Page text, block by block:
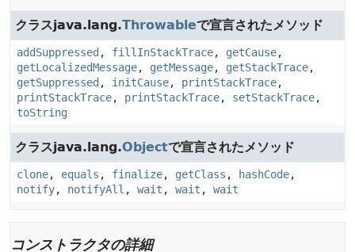
クラスjava.lang.Throwableで宣言されたメソッド
addSuppressed , fillInStackTrace, getCause,
getLocalizedMessage, getMessage, getStackTrace,
getSuppressed , initCause, printStackTrace,
printStackTrace, printStackTrace, setStackTrace,
toString
クラスjava.lang.Objectで宣言されたメソッド
clone, equals , finalize, getClass , hashCode,
notify, notifyAll , wait , wait , wait
コンストラクタの詳細